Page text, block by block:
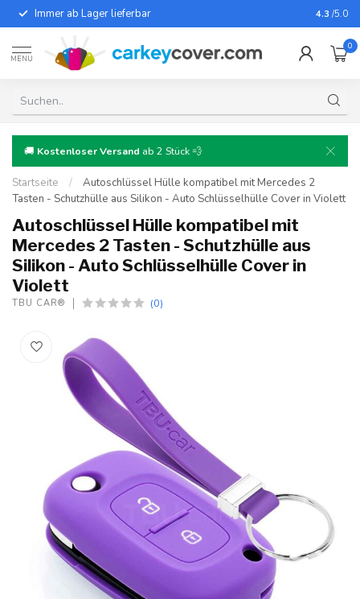
Immer ab Lager lieferbar Für fast
4.3 /5.0
MENU
0
🚚 Kostenloser Versand ab 2 Stück 💨
Startseite /
Autoschlüssel Hülle kompatibel mit Mercedes 2
Tasten - Schutzhülle aus Silikon - Auto Schlüsselhülle Cover in Violett
Autoschlüssel Hülle kompatibel mit
Mercedes 2 Tasten - Schutzhülle aus
Silikon - Auto Schlüsselhülle Cover in
Violett
TBU CAR® (0)